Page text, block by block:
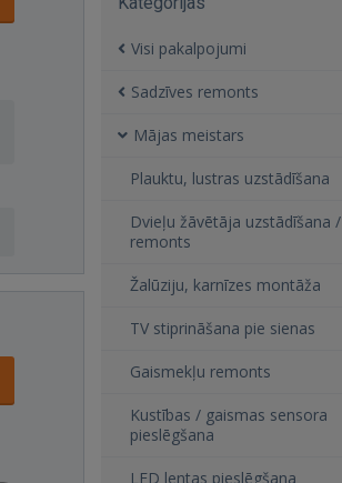
Visi pakalpojumi
Sadzīves remonts
Mājas meistars
Plauktu, lustras uzstādīšana
Dvieļu žāvētāja uzstādīšana /
remonts
Žalūziju, karnīzes montāža
TV stiprināšana pie sienas
Gaismekļu remonts
Kustības / gaismas sensora
pieslēgšana
LED lentas pieslēgšana